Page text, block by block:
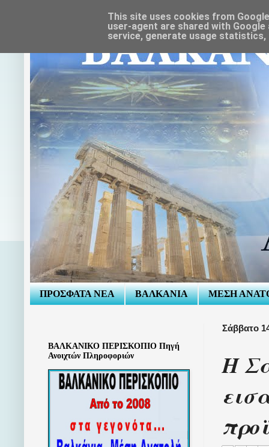
ΠΡΟΣΦΑΤΑ ΝΕΑ ΒΑΛΚΑΝΙΑ ΜΕΣΗ
Σάββατο
Η
ΒΑΛΚΑΝΙΚΟ ΠΕΡΙΣΚΟΠΙΟ Πηγή
Ανοιχτών Πληροφοριών
This site uses cookies from
user-agent are shared with
service, generate usage statistics,